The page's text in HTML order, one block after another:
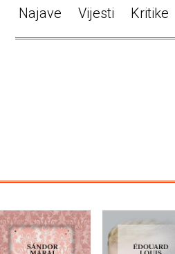
Najave Vijesti Kritike